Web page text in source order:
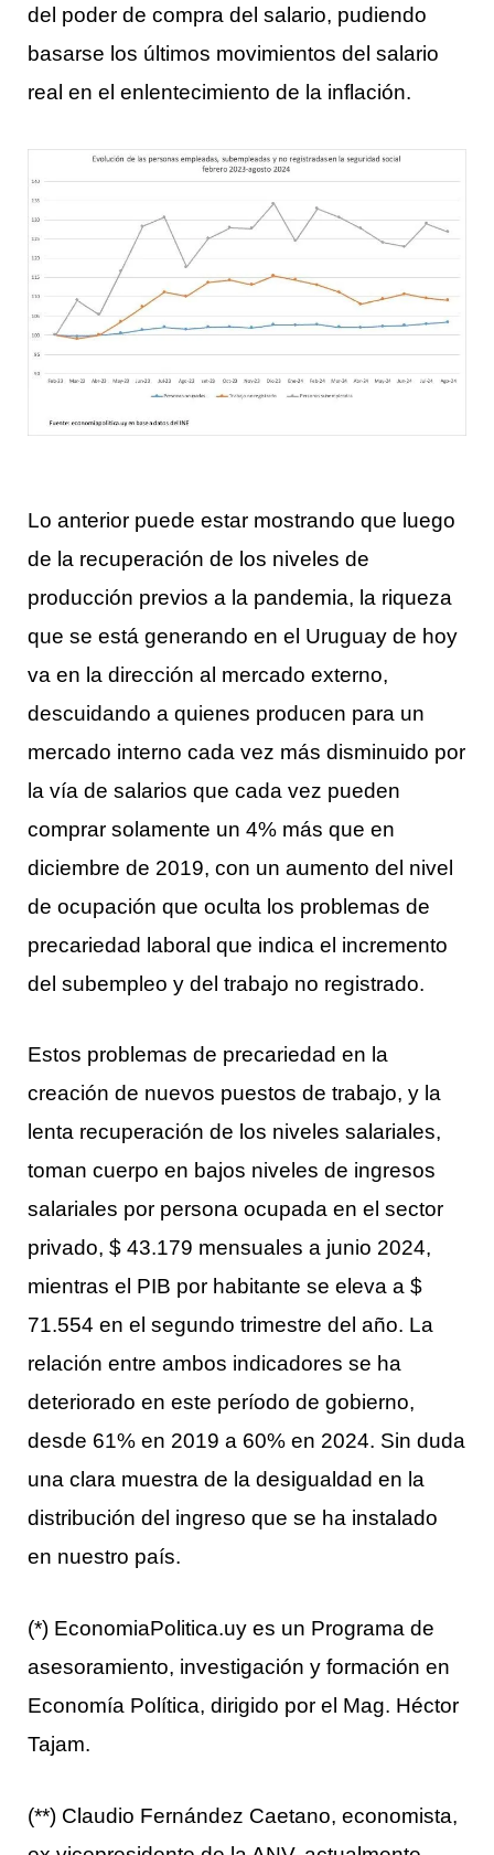
del poder de compra del salario, pudiendo
basarse los últimos movimientos del salario
real en el enlentecimiento de la inflación.
Lo anterior puede estar mostrando que luego
de la recuperación de los niveles de
producción previos a la pandemia, la riqueza
que se está generando en el Uruguay de hoy
va en la dirección al mercado externo,
descuidando a quienes producen para un
mercado interno cada vez más disminuido por
la vía de salarios que cada vez pueden
comprar solamente un 4% más que en
diciembre de 2019, con un aumento del nivel
de ocupación que oculta los problemas de
precariedad laboral que indica el incremento
del subempleo y del trabajo no registrado.
Estos problemas de precariedad en la
creación de nuevos puestos de trabajo, y la
lenta recuperación de los niveles salariales,
toman cuerpo en bajos niveles de ingresos
salariales por persona ocupada en el sector
privado, $ 43.179 mensuales a junio 2024,
mientras el PIB por habitante se eleva a $
71.554 en el segundo trimestre del año. La
relación entre ambos indicadores se ha
deteriorado en este período de gobierno,
desde 61% en 2019 a 60% en 2024. Sin duda
una clara muestra de la desigualdad en la
distribución del ingreso que se ha instalado
en nuestro país.
(*) EconomiaPolitica.uy es un Programa de
asesoramiento, investigación y formación en
Economía Política, dirigido por el Mag. Héctor
Tajam.
(**) Claudio Fernández Caetano, economista,